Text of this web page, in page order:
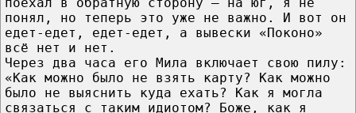
понял, но теперь это уже не важно. И вот он
едет-едет, едет-едет, а вывески «Поконо»
всё нет и нет.
Через два часа его Мила включает свою пилу:
«Как можно было не взять карту? Как можно
было не выяснить куда ехать? Как я могла
связаться с таким идиотом? Боже, как я